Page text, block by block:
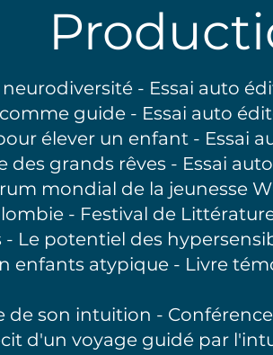
- Essai auto
guide - Essai auto
élever un enfant - Essai
des grands rêves - Essai
mondial de la jeunesse
- Festival de
- Le potentiel des
enfants atypique - Livre
de son intuition - Conférence
d'un voyage guidé par